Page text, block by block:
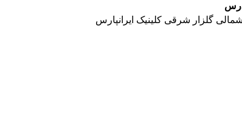
گلزار شرقی کلینیک ایرانپارس